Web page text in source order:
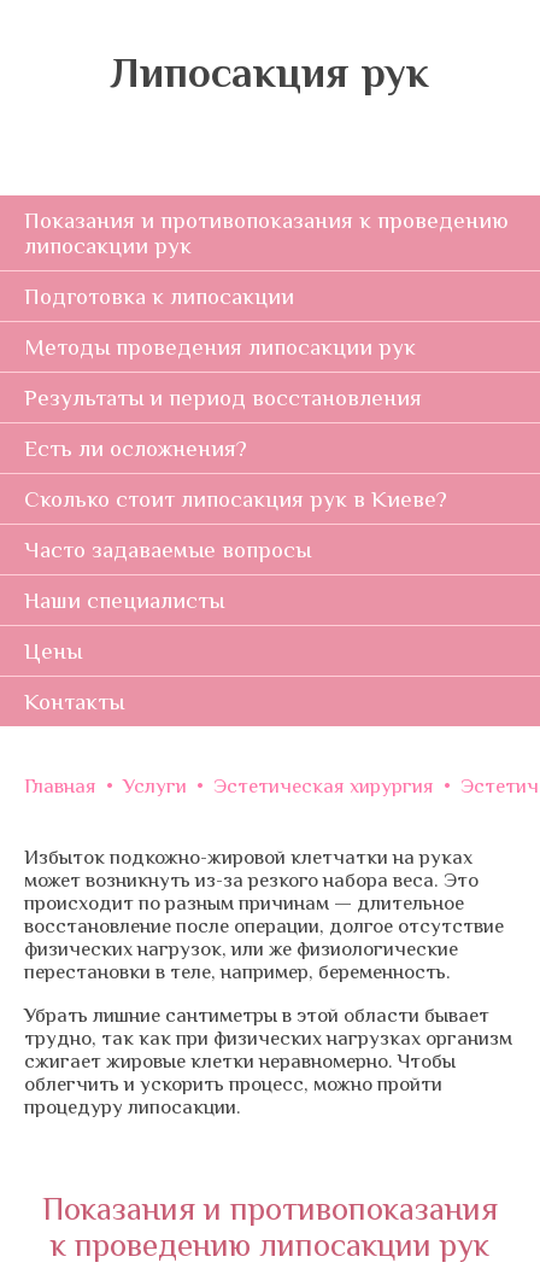
Липосакция рук
Показания и противопоказания к проведению
липосакции рук
Подготовка к липосакции
Методы проведения липосакции рук
Результаты и период восстановления
Есть ли осложнения?
Сколько стоит липосакция рук в Киеве?
Часто задаваемые вопросы
Наши специалисты
Цены
Контакты
Главная •Услуги • Эстетическая хирургия •
Избыток подкожно-жировой клетчатки на руках
может возникнуть из-за резкого набора веса. Это
происходит по разным причинам — длительное
восстановление после операции, долгое отсутствие
физических нагрузок, или же физиологические
перестановки в теле, например, беременность.
Убрать лишние сантиметры в этой области бывает
трудно, так как при физических нагрузках организм
сжигает жировые клетки неравномерно. Чтобы
облегчить и ускорить процесс, можно пройти
процедуру липосакции.
Показания и противопоказания
к проведению липосакции рук